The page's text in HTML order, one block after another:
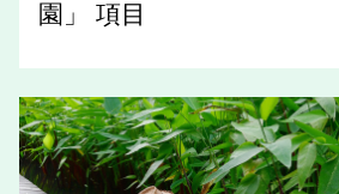
園」 項目